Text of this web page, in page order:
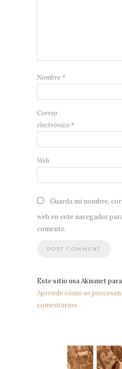
Nombre *
Correo
electrónico *
Web
Guarda mi nombre,
web en este navegador
comente.
Este sitio usa Akismet
Aprende cómo se
comentarios.